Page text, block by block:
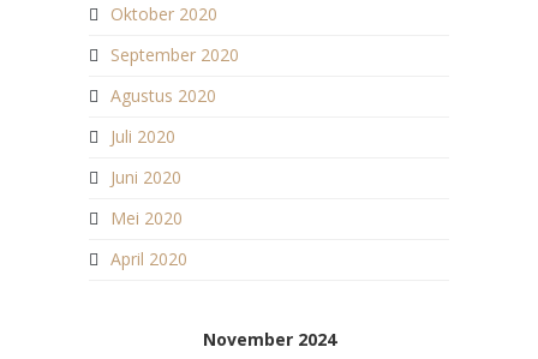
Oktober 2020
September 2020
Agustus 2020
Juli 2020
Juni 2020
Mei 2020
April 2020
November 2024